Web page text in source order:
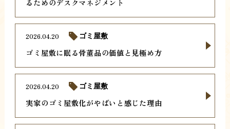
るためのデスクマネジメント
ゴミ屋敷に眠る骨董品の価値と見極め方
2026.04.20 ゴミ屋敷
実家のゴミ屋敷化がやばいと感じた理由
2026.04.20 ゴミ屋敷